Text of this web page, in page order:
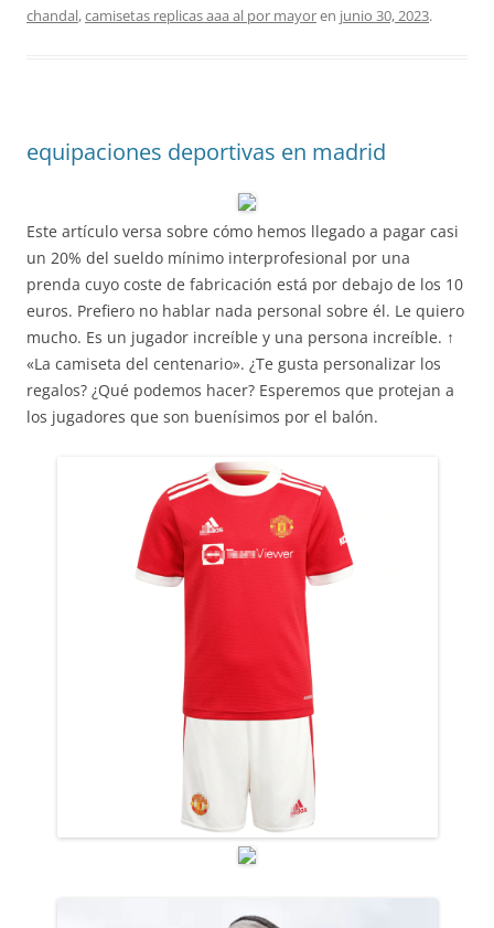
chandal,camisetas replicas aaa al por mayoren junio 30, 2023.
equipaciones deportivas en madrid
Este artículo versa sobre cómo hemos llegado a pagar casi
un 20% del sueldo mínimo interprofesional por una
prenda cuyo coste de fabricación está por debajo de los 10
euros. Prefiero no hablar nada personal sobre él. Le quiero
mucho. Es un jugador increíble y una persona increíble. ↑
«La camiseta del centenario». ¿Te gusta personalizar los
regalos? ¿Qué podemos hacer? Esperemos que protejan a
los jugadores que son buenísimos por el balón.